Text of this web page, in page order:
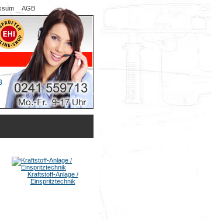
AGB
Kraftstoff-Anlage /
Einspritztechnik